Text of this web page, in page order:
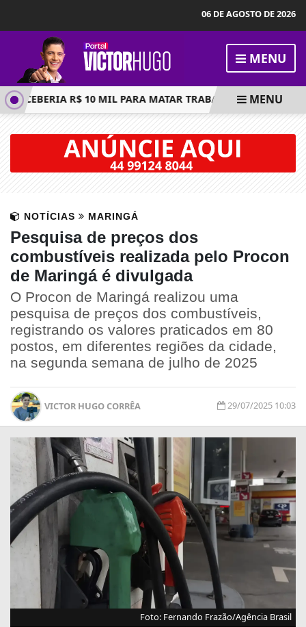
06 DE AGOSTO DE 2026
MENU
R$ 10 MIL PARA MATAR TRABALHADOR; MENU
NOTÍCIAS MARINGÁ
Pesquisa de preços dos
combustíveis realizada pelo Procon
de Maringá é divulgada
O Procon de Maringá realizou uma
pesquisa de preços dos combustíveis,
registrando os valores praticados em 80
postos, em diferentes regiões da cidade,
na segunda semana de julho de 2025
VICTOR HUGO CORRÊA 29/07/2025 10:03
Foto: Fernando Frazão/Agência Brasil